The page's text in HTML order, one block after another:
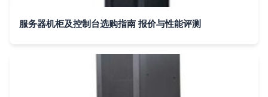
服务器机柜及控制台选购指南 报价与性能评测